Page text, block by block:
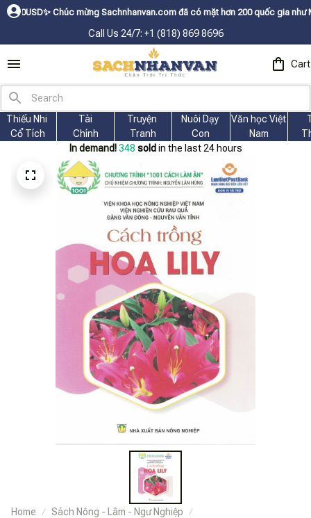
Chúc mừng Sachnhanvan.com đã có mặt hơn 200 quốc gia như Mỹ, Canada,
Call Us 24/7: +1 (818) 869 8696
Cart
Thiếu Nhi
Cổ Tích
Tài
Chính
Truyện
Tranh
Nuôi Dạy
Con
Văn học Việt
Nam
In demand! 348 sold in the last 24 hours
Home Sách Nông - Lâm - Ngư Nghiệp